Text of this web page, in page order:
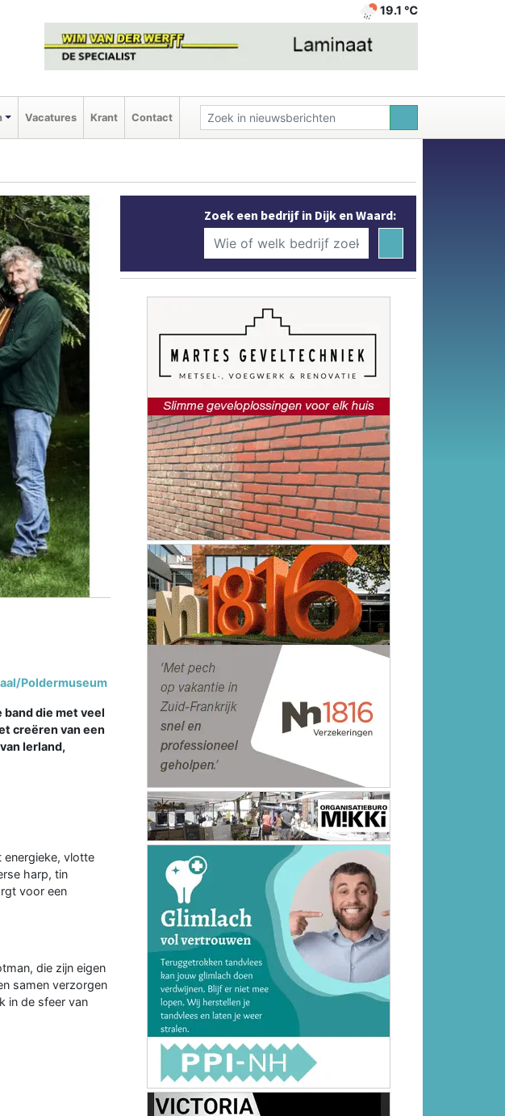
19.1 ℃
Vacatures Krant Contact
Poldermuseum
band die met veel
creëren van een
Ierland,
energieke, vlotte
harp, tin
voor een
die zijn eigen
samen verzorgen
in de sfeer van
Zoek een bedrijf in Dijk en Waard: